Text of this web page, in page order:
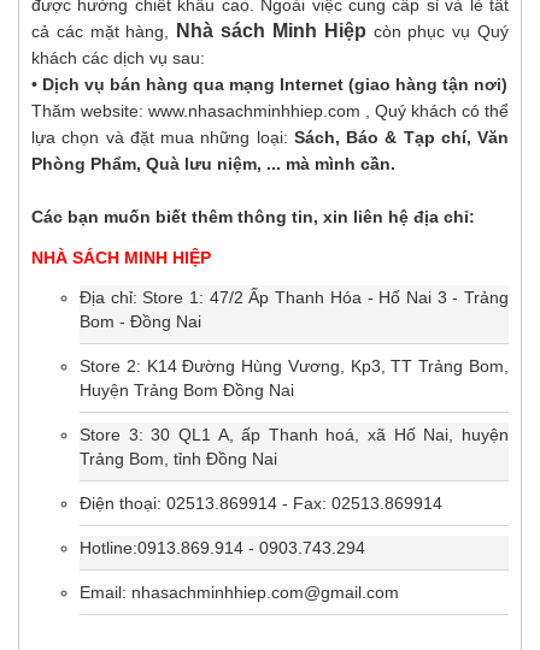
được hưởng chiết khấu cao. Ngoài việc cung cấp sỉ và lẻ tất
cả các mặt hàng,
Nhà sách Minh Hiệp còn phục vụ Quý
khách các dịch vụ sau:
• Dịch vụ bán hàng qua mạng Internet (giao hàng tận nơi)
Thăm website: www.nhasachminhhiep.com , Quý khách có thể
lựa chọn và đặt mua những loại: Sách, Báo & Tạp chí, Văn
Phòng Phẩm, Quà lưu niệm, ... mà mình cần.
Các bạn muốn biết thêm thông tin, xin liên hệ địa chỉ:
NHÀ SÁCH MINH HIỆP
Địa chỉ: Store 1: 47/2 Ấp Thanh Hóa - Hố Nai 3 - Trảng
Bom - Đồng Nai
Store 2: K14 Đường Hùng Vương, Kp3, TT Trảng Bom,
Huyện Trảng Bom Đồng Nai
Store 3: 30 QL1 A, ấp Thanh hoá, xã Hố Nai, huyện
Trảng Bom, tỉnh Đồng Nai
Điện thoại: 02513.869914 - Fax: 02513.869914
Hotline:0913.869.914 - 0903.743.294
Email: nhasachminhhiep.com@gmail.com